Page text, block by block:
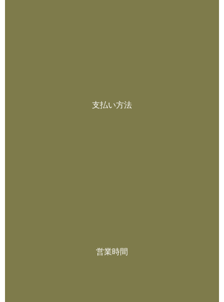
支払い方法
営業時間